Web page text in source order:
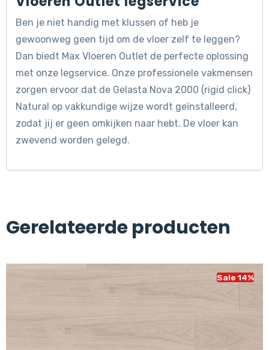
Ben je niet handig met klussen of heb je
gewoonweg geen tijd om de vloer zelf te leggen?
Dan biedt Max Vloeren Outlet de perfecte oplossing
met onze legservice. Onze professionele vakmensen
zorgen ervoor dat de Gelasta Nova 2000 (rigid click)
Natural op vakkundige wijze wordt geïnstalleerd,
zodat jij er geen omkijken naar hebt. De vloer kan
zwevend worden gelegd.
Gerelateerde producten
Sale 14%